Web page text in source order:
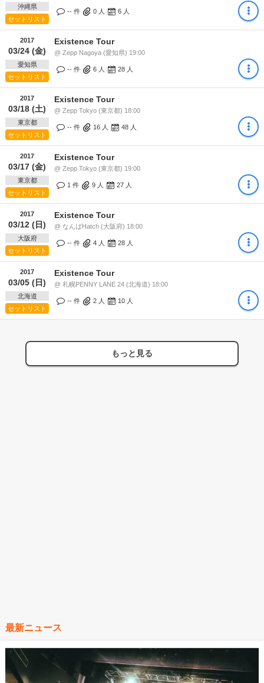
沖縄県
セットリスト
-- 件 0 人 6 人
2017
03/24 (金)
愛知県
セットリスト
Existence Tour
@ Zepp Nagoya (愛知県) 19:00
-- 件 6 人 28 人
2017
03/18 (土)
東京都
セットリスト
Existence Tour
@ Zepp Tokyo (東京都) 18:00
-- 件 16 人 48 人
2017
03/17 (金)
東京都
セットリスト
Existence Tour
@ Zepp Tokyo (東京都) 19:00
1 件 9 人 27 人
2017
03/12 (日)
大阪府
セットリスト
Existence Tour
@ なんばHatch (大阪府) 18:00
-- 件 4 人 28 人
2017
03/05 (日)
北海道
セットリスト
Existence Tour
@ 札幌PENNY LANE 24 (北海道) 18:00
-- 件 2 人 10 人
もっと見る
最新ニュース